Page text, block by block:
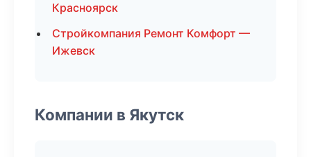
Красноярск
Стройкомпания Ремонт Комфорт —
Ижевск
Компании в Якутск